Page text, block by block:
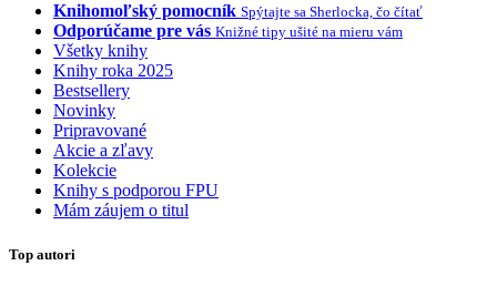
Knihomoľský pomocník Spýtajte sa Sherlocka, čo čítať
Odporúčame pre vás Knižné tipy ušité na mieru vám
Všetky knihy
Knihy roka 2025
Bestsellery
Novinky
Pripravované
Akcie a zľavy
Kolekcie
Knihy s podporou FPU
Mám záujem o titul
Top autori